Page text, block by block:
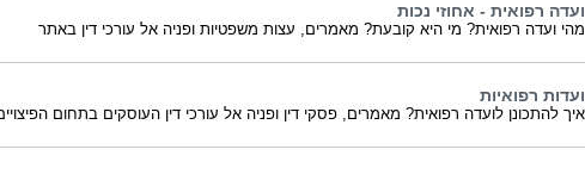
ועדה רפואית - אחוזי נכות
מהי ועדה רפואית? מי היא קובעת? מאמרים, עצות משפטיות ופניה אל עורכי דין באתר
ועדות רפואיות
איך להתכונן לועדה רפואית? מאמרים, פסקי דין ופניה אל עורכי דין העוסקים בתחום